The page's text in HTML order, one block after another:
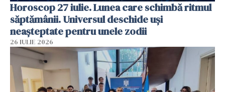
Horoscop 27 iulie. Lunea care schimbă ritmul
săptămânii. Universul deschide uși
neașteptate pentru unele zodii
26 IULIE 2026